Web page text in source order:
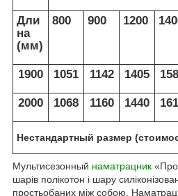
Дли
на
(мм)
800 900 1200
1900 1051 1142 1405
2000 1068 1160 1440
Нестандартный размер
Мультисезонный наматрацник
шарів полікотон і шару
простьобаних між собою.